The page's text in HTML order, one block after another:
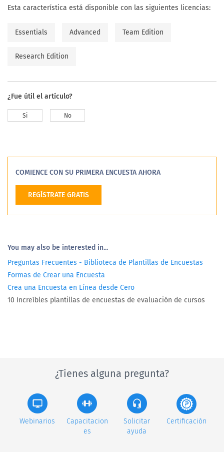
Esta característica está disponible con las siguientes licencias:
Essentials Advanced Team Edition
Research Edition
¿Fue útil el artículo?
Si No
COMIENCE CON SU PRIMERA ENCUESTA AHORA
REGÍSTRATE GRATIS
You may also be interested in...
Preguntas Frecuentes - Biblioteca de Plantillas de Encuestas
Formas de Crear una Encuesta
Crea una Encuesta en Línea desde Cero
10 Increíbles plantillas de encuestas de evaluación de cursos
¿Tienes alguna pregunta?
Webinarios
Capacitacion
es
Solicitar
ayuda
Certificación